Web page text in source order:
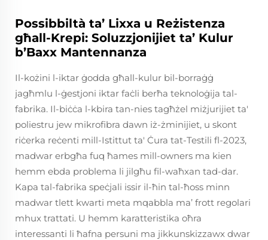
Possibbiltà ta’ Lixxa u Reżistenza
għall-Krepi: Soluzzjonijiet ta’ Kulur
b’Baxx Mantennanza
Il-kożini l-iktar ġodda għall-kulur bil-borraġġ
jagħmlu l-ġestjoni iktar faċli berħa teknoloġija tal-
fabrika. Il-biċċa l-kbira tan-nies tagħżel miżjurijiet ta'
poliestru jew mikrofibra dawn iż-żminijiet, u skont
riċerka reċenti mill-Istittut ta' Ċura tat-Testili fl-2023,
madwar erbgħa fuq ħames mill-owners ma kien
hemm ebda problema li jilgħu fil-waħxan tad-dar.
Kapa tal-fabrika speċjali issir il-ħin tal-ħoss minn
madwar tlett kwarti meta mqabbla ma’ frott regolari
mhux trattati. U hemm karatteristika oħra
interessanti li ħafna persuni ma jikkunskizzawx dwar